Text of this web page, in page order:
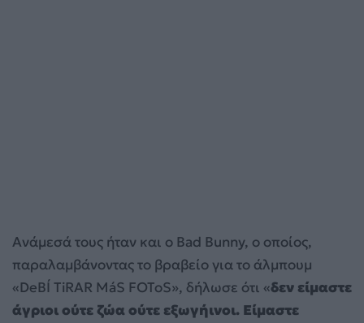
Ανάμεσά τους ήταν και ο Bad Bunny, ο οποίος,
παραλαμβάνοντας το βραβείο για το άλμπουμ
«DeBÍ TiRAR MáS FOToS», δήλωσε ότι «δεν είμαστε
άγριοι ούτε ζώα ούτε εξωγήινοι. Είμαστε